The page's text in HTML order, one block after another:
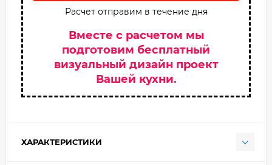
Расчет отправим в течение дня
Вместе с расчетом мы
подготовим бесплатный
визуальный дизайн проект
Вашей кухни.
ХАРАКТЕРИСТИКИ